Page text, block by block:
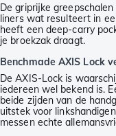
De griprijke
liners wat resulteert in
heeft een deep-carry
je broekzak draagt.
Benchmade AXIS Lock
De AXIS-Lock is
iedereen wel bekend is.
beide zijden van de
uitstek voor
messen echte